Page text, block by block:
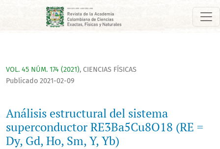
Análisis estructural del sistema superconductor
VOL. 45 NÚM. 174 (2021), CIENCIAS FÍSICAS
Análisis estructural del sistema
superconductor RE3Ba5Cu8O18 (RE =
Dy, Gd, Ho, Sm, Y, Yb)
Publicado 2021-02-09